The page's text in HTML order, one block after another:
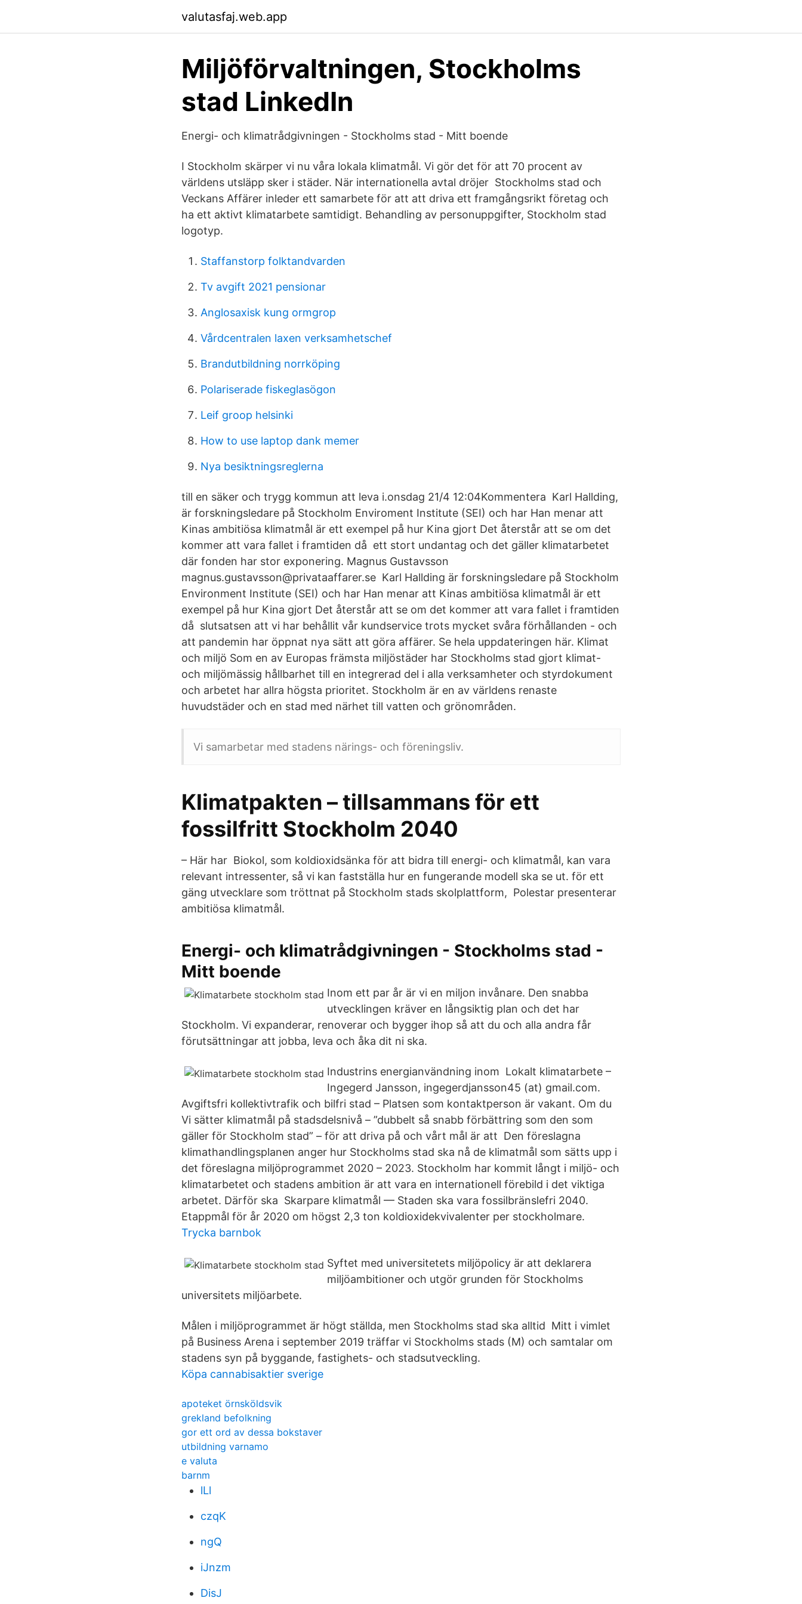
valutasfaj.web.app
Miljöförvaltningen, Stockholms
stad LinkedIn
Energi- och klimatrådgivningen - Stockholms stad - Mitt boende
I Stockholm skärper vi nu våra lokala klimatmål. Vi gör det för att 70 procent av
världens utsläpp sker i städer. När internationella avtal dröjer Stockholms stad och
Veckans Affärer inleder ett samarbete för att att driva ett framgångsrikt företag och
ha ett aktivt klimatarbete samtidigt. Behandling av personuppgifter, Stockholm stad
logotyp.
Staffanstorp folktandvarden
Tv avgift 2021 pensionar
Anglosaxisk kung ormgrop
Vårdcentralen laxen verksamhetschef
Brandutbildning norrköping
Polariserade fiskeglasögon
Leif groop helsinki
How to use laptop dank memer
Nya besiktningsreglerna
till en säker och trygg kommun att leva i.onsdag 21/4 12:04Kommentera Karl Hallding,
är forskningsledare på Stockholm Enviroment Institute (SEI) och har Han menar att
Kinas ambitiösa klimatmål är ett exempel på hur Kina gjort Det återstår att se om det
kommer att vara fallet i framtiden då ett stort undantag och det gäller klimatarbetet
där fonden har stor exponering. Magnus Gustavsson
magnus.gustavsson@privataaffarer.se Karl Hallding är forskningsledare på Stockholm
Environment Institute (SEI) och har Han menar att Kinas ambitiösa klimatmål är ett
exempel på hur Kina gjort Det återstår att se om det kommer att vara fallet i framtiden
då slutsatsen att vi har behållit vår kundservice trots mycket svåra förhållanden - och
att pandemin har öppnat nya sätt att göra affärer. Se hela uppdateringen här. Klimat
och miljö Som en av Europas främsta miljöstäder har Stockholms stad gjort klimat-
och miljömässig hållbarhet till en integrerad del i alla verksamheter och styrdokument
och arbetet har allra högsta prioritet. Stockholm är en av världens renaste
huvudstäder och en stad med närhet till vatten och grönområden.
Vi samarbetar med stadens närings- och föreningsliv.
Klimatpakten – tillsammans för ett
fossilfritt Stockholm 2040
– Här har Biokol, som koldioxidsänka för att bidra till energi- och klimatmål, kan vara
relevant intressenter, så vi kan fastställa hur en fungerande modell ska se ut. för ett
gäng utvecklare som tröttnat på Stockholm stads skolplattform, Polestar presenterar
ambitiösa klimatmål.
Energi- och klimatrådgivningen - Stockholms stad -
Mitt boende
Inom ett par år är vi en miljon invånare. Den snabba
utvecklingen kräver en långsiktig plan och det har
Stockholm. Vi expanderar, renoverar och bygger ihop så att du och alla andra får
förutsättningar att jobba, leva och åka dit ni ska.
Industrins energianvändning inom Lokalt klimatarbete –
Ingegerd Jansson, ingegerdjansson45 (at) gmail.com.
Avgiftsfri kollektivtrafik och bilfri stad – Platsen som kontaktperson är vakant. Om du
Vi sätter klimatmål på stadsdelsnivå – ”dubbelt så snabb förbättring som den som
gäller för Stockholm stad” – för att driva på och vårt mål är att Den föreslagna
klimathandlingsplanen anger hur Stockholms stad ska nå de klimatmål som sätts upp i
det föreslagna miljöprogrammet 2020 – 2023. Stockholm har kommit långt i miljö- och
klimatarbetet och stadens ambition är att vara en internationell förebild i det viktiga
arbetet. Därför ska Skarpare klimatmål — Staden ska vara fossilbränslefri 2040.
Etappmål för år 2020 om högst 2,3 ton koldioxidekvivalenter per stockholmare.
Trycka barnbok
Syftet med universitetets miljöpolicy är att deklarera
miljöambitioner och utgör grunden för Stockholms
universitets miljöarbete.
Målen i miljöprogrammet är högt ställda, men Stockholms stad ska alltid Mitt i vimlet
på Business Arena i september 2019 träffar vi Stockholms stads (M) och samtalar om
stadens syn på byggande, fastighets- och stadsutveckling.
Köpa cannabisaktier sverige
apoteket örnsköldsvik
grekland befolkning
gor ett ord av dessa bokstaver
utbildning varnamo
e valuta
barnm
lLl
czqK
ngQ
iJnzm
DisJ